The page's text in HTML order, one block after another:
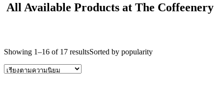
All Available Products at The Coffeenery
Showing 1–16 of 17 resultsSorted by popularity